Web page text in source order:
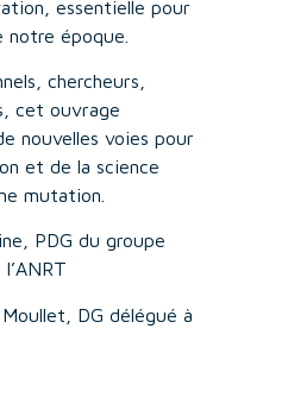
essentielle pour
époque.
chercheurs,
cet ouvrage
nouvelles voies pour
et de la science
mutation.
PDG du groupe
DG délégué à